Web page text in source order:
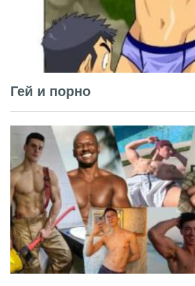
Гей и порно